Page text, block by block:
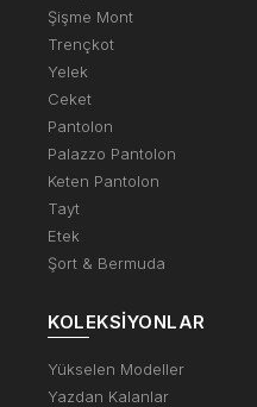
Şişme Mont
Trençkot
Yelek
Ceket
Pantolon
Palazzo Pantolon
Keten Pantolon
Tayt
Etek
Şort & Bermuda
KOLEKSIYONLAR
Yükselen Modeller
Yazdan Kalanlar